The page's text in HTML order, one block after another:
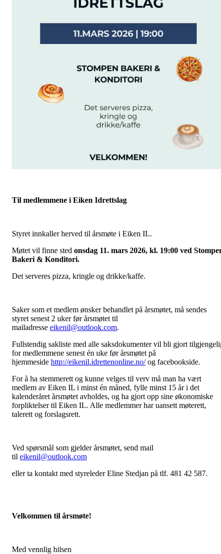
Til medlemmene i Eiken Idrettslag
Styret innkaller herved til årsmøte i Eiken IL.
Møtet vil finne sted onsdag 11. mars 2026, kl. 19:00 ved
Bakeri & Konditori.
Det serveres pizza, kringle og drikke/kaffe.
Saker som et medlem ønsker behandlet på årsmøtet, må sendes
styret senest 2 uker før årsmøtet til
mailadresse eikenil@outlook.com.
Fullstendig sakliste med alle saksdokumenter vil bli gjort
for medlemmene senest én uke før årsmøtet på
hjemmeside http://eikenil.idrettenonline.no/og facebookside.
For å ha stemmerett og kunne velges til verv må man ha vært
medlem av Eiken IL i minst én måned, fylle minst 15 år i det
kalenderåret årsmøtet avholdes, og ha gjort opp sine økonomiske
forpliktelser til Eiken IL. Alle medlemmer har uansett møterett,
talerett og forslagsrett.
Ved spørsmål som gjelder årsmøtet, send mail
til eikenil@outlook.com
eller ta kontakt med styreleder Eline Stedjan på tlf. 481 42 587.
Velkommen til årsmøte!
Med vennlig hilsen